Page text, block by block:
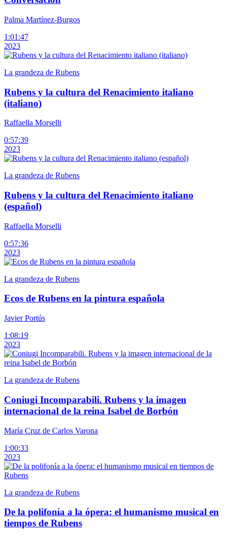
Palma Martínez-Burgos
1:01:47
2023
La grandeza de Rubens
Rubens y la cultura del Renacimiento italiano
(italiano)
Raffaella Morselli
0:57:39
2023
La grandeza de Rubens
Rubens y la cultura del Renacimiento italiano
(español)
Raffaella Morselli
0:57:36
2023
La grandeza de Rubens
Ecos de Rubens en la pintura española
Javier Portús
1:08:19
2023
La grandeza de Rubens
Coniugi Incomparabili. Rubens y la imagen
internacional de la reina Isabel de Borbón
María Cruz de Carlos Varona
1:00:33
2023
La grandeza de Rubens
De la polifonía a la ópera: el humanismo musical en
tiempos de Rubens